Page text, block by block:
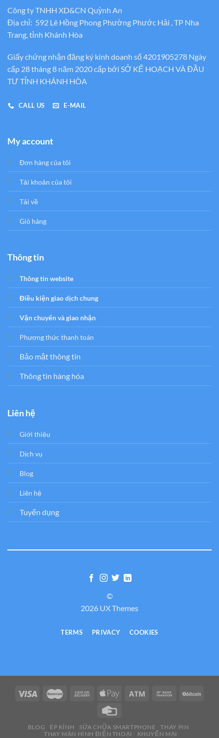
Công ty TNHH XD&CN Quỳnh An
Địa chỉ: 592 Lê Hồng Phong Phường Phước Hải , TP Nha
Trang, tỉnh Khánh Hòa
Giấy chứng nhận đăng ký kinh doanh số 4201905278 Ngày
cấp 28 tháng 8 năm 2020 cấp bới SỞ KẾ HOẠCH VÀ ĐẦU
TƯ TỈNH KHÁNH HÒA
CALL US E-MAIL
My account
Đơn hàng của tôi
Tải khoản của tôi
Tải về
Giỏ hàng
Thông tin
Thông tin website
Điều kiện giao dịch chung
Vận chuyển và giao nhận
Phương thức thanh toán
Bảo mật thông tin
Thông tin hàng hóa
Liên hệ
Giới thiệu
Dịch vụ
Blog
Liên hệ
Tuyển dụng
©
2026 UX Themes
TERMS PRIVACY COOKIES
BLOG ÉP KÍNH SỬA CHỮA SMARTPHONE
THAY PIN
THAY MÀN HÌNH ĐIỆN THOẠI
KHUYẾN MẠI